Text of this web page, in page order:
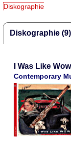
Diskographie
Diskographie (9)
I Was Like Wow
Contemporary